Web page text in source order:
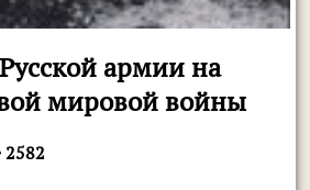
армии на
мировой войны
2582